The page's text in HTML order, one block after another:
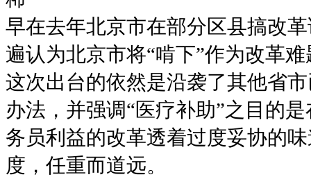
早在去年北京市在部分区县搞改
遍认为北京市将“啃下”作为改革
这次出台的依然是沿袭了其他省
办法，并强调“医疗补助”之目的
务员利益的改革透着过度妥协的
度，任重而道远。